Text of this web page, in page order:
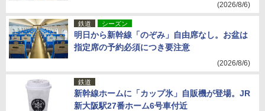
(2026/8/6)
鉄道 シーズン
明日から新幹線「のぞみ」自由席なし。お盆は
指定席の予約必須につき要注意
(2026/8/6)
鉄道
新幹線ホームに「カップ氷」自販機が登場。JR
新大阪駅27番ホーム6号車付近